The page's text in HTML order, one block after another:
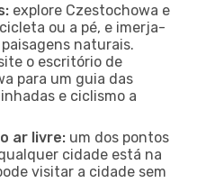
explore Czestochowa e
ou a pé, e imerja-
naturais.
o escritório de
para um guia das
e ciclismo a
ar livre: um dos pontos
cidade está na
visitar a cidade sem